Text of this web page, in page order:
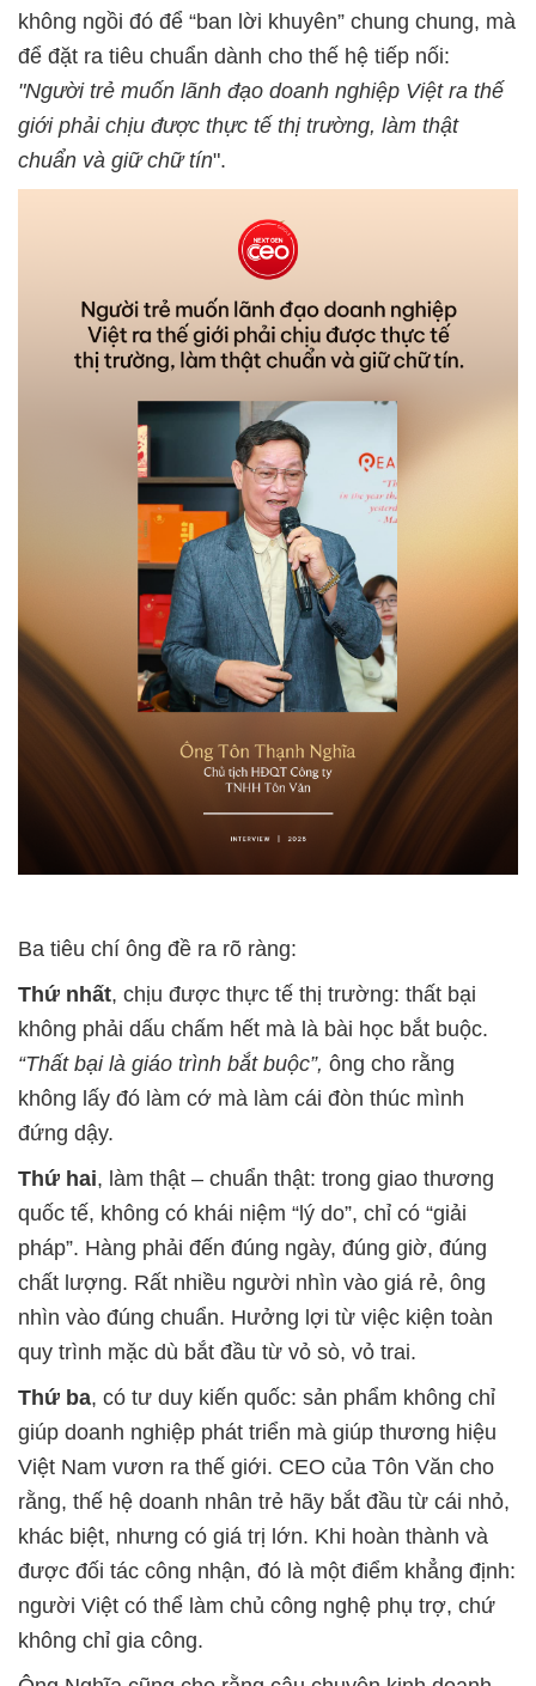
không ngồi đó để “ban lời khuyên” chung chung, mà
để đặt ra tiêu chuẩn dành cho thế hệ tiếp nối:
"Người trẻ muốn lãnh đạo doanh nghiệp Việt ra thế
giới phải chịu được thực tế thị trường, làm thật
chuẩn và giữ chữ tín".
Ba tiêu chí ông đề ra rõ ràng:
Thứ nhất, chịu được thực tế thị trường: thất bại
không phải dấu chấm hết mà là bài học bắt buộc.
“Thất bại là giáo trình bắt buộc”, ông cho rằng
không lấy đó làm cớ mà làm cái đòn thúc mình
đứng dậy.
Thứ hai, làm thật – chuẩn thật: trong giao thương
quốc tế, không có khái niệm “lý do”, chỉ có “giải
pháp”. Hàng phải đến đúng ngày, đúng giờ, đúng
chất lượng. Rất nhiều người nhìn vào giá rẻ, ông
nhìn vào đúng chuẩn. Hưởng lợi từ việc kiện toàn
quy trình mặc dù bắt đầu từ vỏ sò, vỏ trai.
Thứ ba, có tư duy kiến quốc: sản phẩm không chỉ
giúp doanh nghiệp phát triển mà giúp thương hiệu
Việt Nam vươn ra thế giới. CEO của Tôn Văn cho
rằng, thế hệ doanh nhân trẻ hãy bắt đầu từ cái nhỏ,
khác biệt, nhưng có giá trị lớn. Khi hoàn thành và
được đối tác công nhận, đó là một điểm khẳng định:
người Việt có thể làm chủ công nghệ phụ trợ, chứ
không chỉ gia công.